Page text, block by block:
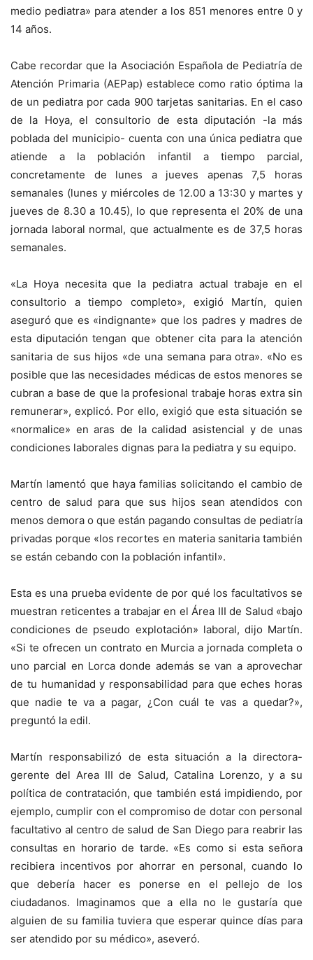
medio pediatra» para atender a los 851 menores entre 0 y
14 años.
Cabe recordar que la Asociación Española de Pediatría de
Atención Primaria (AEPap) establece como ratio óptima la
de un pediatra por cada 900 tarjetas sanitarias. En el caso
de la Hoya, el consultorio de esta diputación -la más
poblada del municipio- cuenta con una única pediatra que
atiende a la población infantil a tiempo parcial,
concretamente de lunes a jueves apenas 7,5 horas
semanales (lunes y miércoles de 12.00 a 13:30 y martes y
jueves de 8.30 a 10.45), lo que representa el 20% de una
jornada laboral normal, que actualmente es de 37,5 horas
semanales.
«La Hoya necesita que la pediatra actual trabaje en el
consultorio a tiempo completo», exigió Martín, quien
aseguró que es «indignante» que los padres y madres de
esta diputación tengan que obtener cita para la atención
sanitaria de sus hijos «de una semana para otra». «No es
posible que las necesidades médicas de estos menores se
cubran a base de que la profesional trabaje horas extra sin
remunerar», explicó. Por ello, exigió que esta situación se
«normalice» en aras de la calidad asistencial y de unas
condiciones laborales dignas para la pediatra y su equipo.
Martín lamentó que haya familias solicitando el cambio de
centro de salud para que sus hijos sean atendidos con
menos demora o que están pagando consultas de pediatría
privadas porque «los recortes en materia sanitaria también
se están cebando con la población infantil».
Esta es una prueba evidente de por qué los facultativos se
muestran reticentes a trabajar en el Área III de Salud «bajo
condiciones de pseudo explotación» laboral, dijo Martín.
«Si te ofrecen un contrato en Murcia a jornada completa o
uno parcial en Lorca donde además se van a aprovechar
de tu humanidad y responsabilidad para que eches horas
que nadie te va a pagar, ¿Con cuál te vas a quedar?»,
preguntó la edil.
Martín responsabilizó de esta situación a la directora-
gerente del Area III de Salud, Catalina Lorenzo, y a su
política de contratación, que también está impidiendo, por
ejemplo, cumplir con el compromiso de dotar con personal
facultativo al centro de salud de San Diego para reabrir las
consultas en horario de tarde. «Es como si esta señora
recibiera incentivos por ahorrar en personal, cuando lo
que debería hacer es ponerse en el pellejo de los
ciudadanos. Imaginamos que a ella no le gustaría que
alguien de su familia tuviera que esperar quince días para
ser atendido por su médico», aseveró.